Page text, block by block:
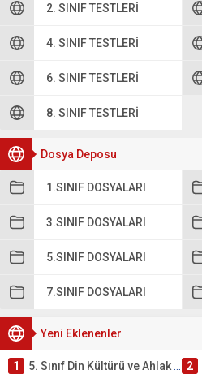
2. SINIF TESTLERI
4. SINIF TESTLERI
6. SINIF TESTLERI
8. SINIF TESTLERI
Dosya Deposu
1.SINIF DOSYALARI
3.SINIF DOSYALARI
5.SINIF DOSYALARI
7.SINIF DOSYALARI
Yeni Eklenenler
1 5. Sınıf Din Kültürü ve Ahlak Bilgisi 4. Ünite: Mimarimizde Dini Motifler Çalışmaları 2